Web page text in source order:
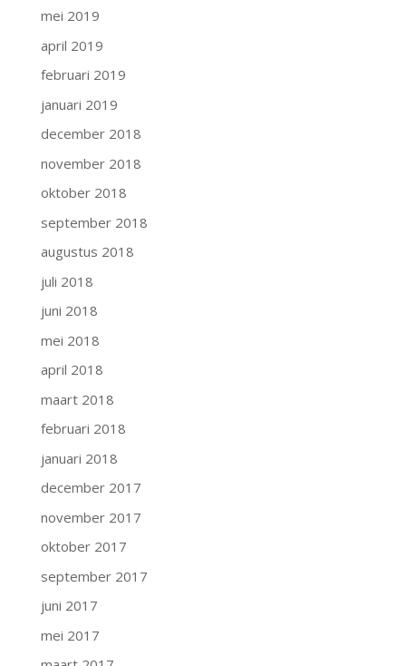
mei 2019
april 2019
februari 2019
januari 2019
december 2018
november 2018
oktober 2018
september 2018
augustus 2018
juli 2018
juni 2018
mei 2018
april 2018
maart 2018
februari 2018
januari 2018
december 2017
november 2017
oktober 2017
september 2017
juni 2017
mei 2017